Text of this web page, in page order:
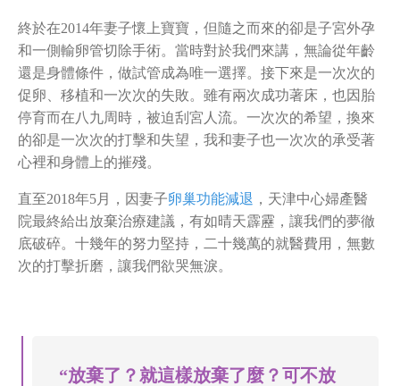
終於在2014年妻子懷上寶寶，但隨之而來的卻是子宮外孕
和一側輸卵管切除手術。當時對於我們來講，無論從年齡
還是身體條件，做試管成為唯一選擇。接下來是一次次的
促卵、移植和一次次的失敗。雖有兩次成功著床，也因胎
停育而在八九周時，被迫刮宮人流。一次次的希望，換來
的卻是一次次的打擊和失望，我和妻子也一次次的承受著
心裡和身體上的摧殘。
直至2018年5月，因妻子卵巢功能減退 ，天津中心婦產醫
院最終給出放棄治療建議，有如晴天霹靂，讓我們的夢徹
底破碎。十幾年的努力堅持，二十幾萬的就醫費用，無數
次的打擊折磨，讓我們欲哭無淚。
“放棄了？就這樣放棄了麼？可不放